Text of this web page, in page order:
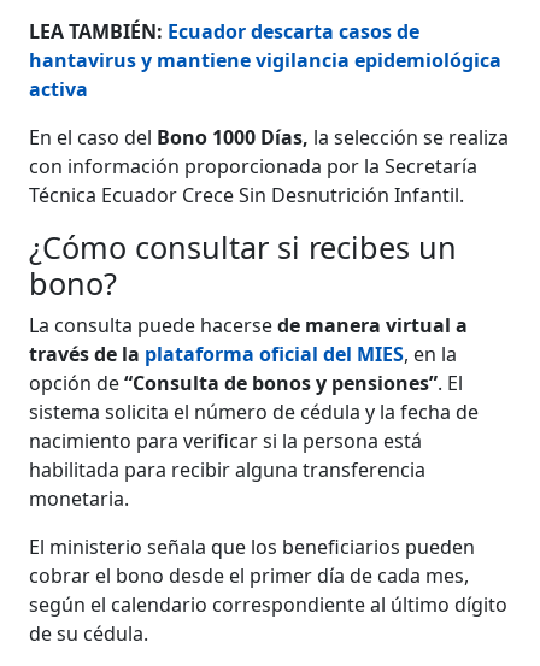
LEA TAMBIÉN: Ecuador descarta casos de
hantavirus y mantiene vigilancia epidemiológica
activa
En el caso del Bono 1000 Días, la selección se realiza
con información proporcionada por la Secretaría
Técnica Ecuador Crece Sin Desnutrición Infantil.
¿Cómo consultar si recibes un
bono?
La consulta puede hacersede manera virtual a
través de la plataforma oficial del MIES, en la
opción de“Consulta de bonos y pensiones”. El
sistema solicita el número de cédula y la fecha de
nacimiento para verificar si la persona está
habilitada para recibir alguna transferencia
monetaria.
El ministerio señala que los beneficiarios pueden
cobrar el bono desde el primer día de cada mes,
según el calendario correspondiente al último dígito
de su cédula.